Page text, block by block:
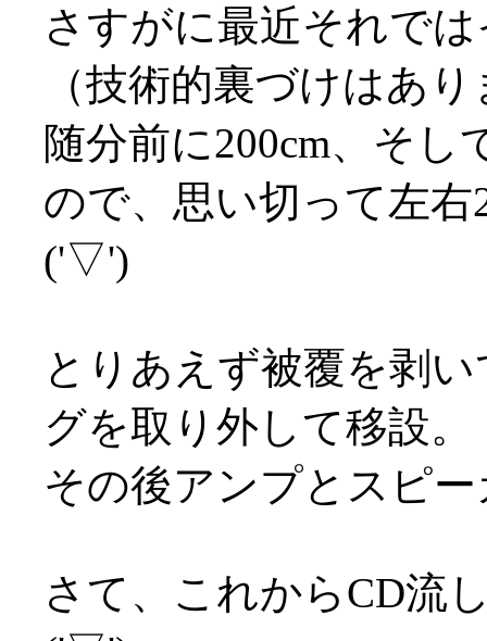
さすがに最近それで
（技術的裏づけはあ
随分前に200cm、そし
ので、思い切って左
('▽')
とりあえず被覆を剥
グを取り外して移設。
その後アンプとスピ
さて、これからCD流